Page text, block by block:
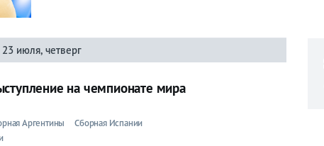
23 июля, четверг
на чемпионате мира
Аргентины
Сборная Испании